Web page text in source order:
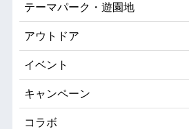
テーマパーク・遊園地
アウトドア
イベント
キャンペーン
コラボ